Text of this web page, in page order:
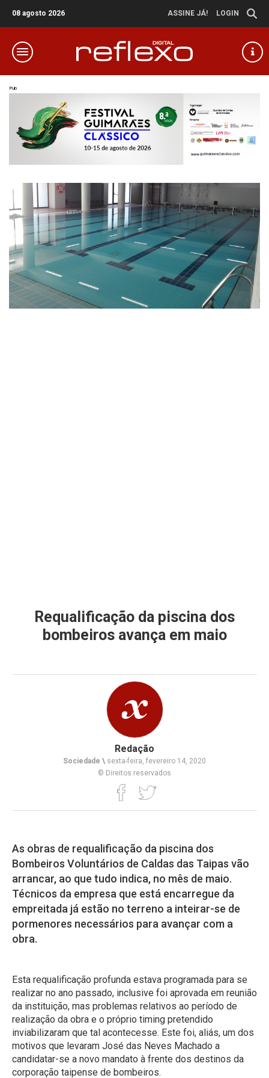
08 agosto 2026 ASSINE JÁ! LOGIN
Pub
Requalificação da piscina dos
bombeiros avança em maio
Redação
Sociedade \ sexta-feira, fevereiro 14, 2020
© Direitos reservados
As obras de requalificação da piscina dos
Bombeiros Voluntários de Caldas das Taipas vão
arrancar, ao que tudo indica, no mês de maio.
Técnicos da empresa que está encarregue da
empreitada já estão no terreno a inteirar-se de
pormenores necessários para avançar com a
obra.
Esta requalificação profunda estava programada para se
realizar no ano passado, inclusive foi aprovada em reunião
da instituição, mas problemas relativos ao período de
realização da obra e o próprio timing pretendido
inviabilizaram que tal acontecesse. Este foi, aliás, um dos
motivos que levaram José das Neves Machado a
candidatar-se a novo mandato à frente dos destinos da
corporação taipense de bombeiros.